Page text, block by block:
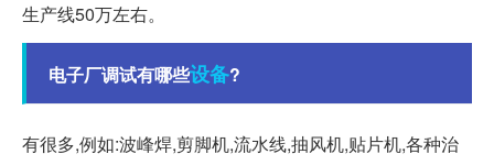
生产线50万左右。
电子厂调试有哪些设备?
有很多,例如:波峰焊,剪脚机,流水线,抽风机,贴片机,各种治